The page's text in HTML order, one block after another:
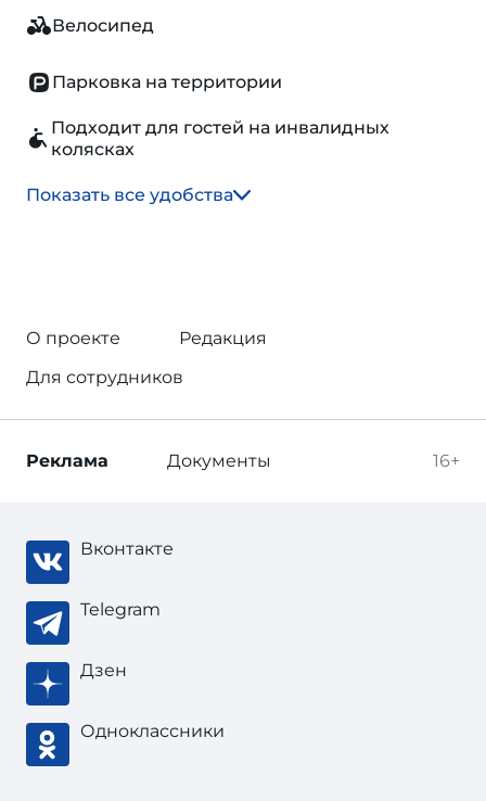
Велосипед
Парковка на территории
Подходит для гостей на инвалидных
колясках
Показать все удобства
О проекте
Редакция
Для сотрудников
16+
Реклама Документы
Вконтакте
Telegram
Дзен
Одноклассники